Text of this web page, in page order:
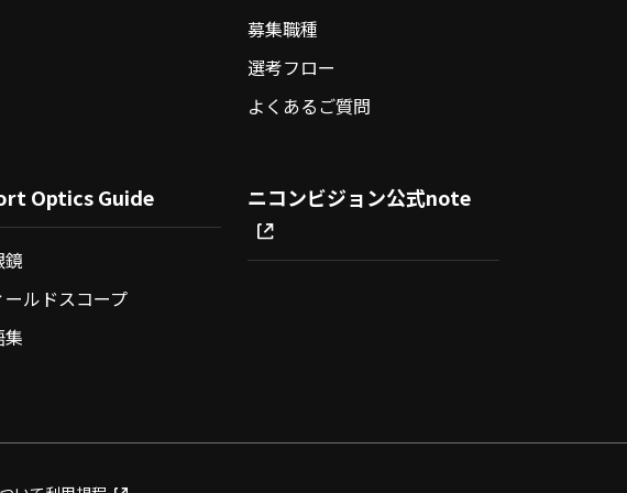
募集職種
選考フロー
よくあるご質問
Optics Guide
鏡
ールドスコープ
集
ニコンビジョン公式note